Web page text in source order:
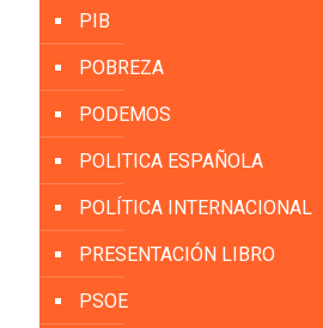
PIB
POBREZA
PODEMOS
POLITICA ESPAÑOLA
POLÍTICA INTERNACIONAL
PRESENTACIÓN LIBRO
PSOE